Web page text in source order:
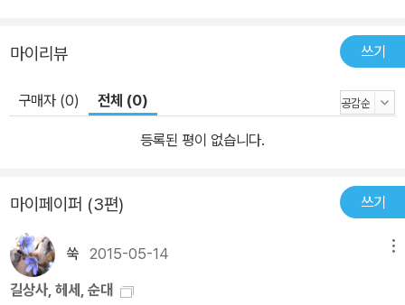
마이리뷰 쓰기
구매자 (0) 전체 (0)
등록된 평이 없습니다.
마이페이퍼 (3편) 쓰기
쑥 2015-05-14
길상사, 헤세, 순대